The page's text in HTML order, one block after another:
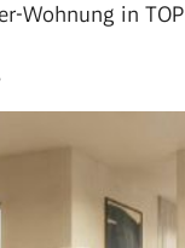
Wohnung in TOP